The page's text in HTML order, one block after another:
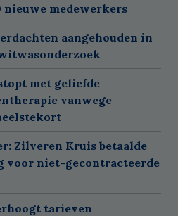
nieuwe medewerkers
aangehouden in
met geliefde
vanwege
Zilveren Kruis betaalde
voor niet-gecontracteerde
tarieven